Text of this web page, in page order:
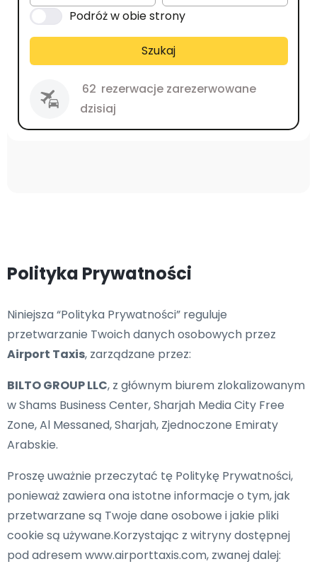
Podróż w obie strony
Szukaj
62 rezerwacje zarezerwowane
dzisiaj
Polityka Prywatności
Niniejsza “Polityka Prywatności” reguluje
przetwarzanie Twoich danych osobowych przez
Airport Taxis, zarządzane przez:
BILTO GROUP LLC, z głównym biurem zlokalizowanym
w Shams Business Center, Sharjah Media City Free
Zone, Al Messaned, Sharjah, Zjednoczone Emiraty
Arabskie.
Proszę uważnie przeczytać tę Politykę Prywatności,
ponieważ zawiera ona istotne informacje o tym, jak
przetwarzane są Twoje dane osobowe i jakie pliki
cookie są używane.Korzystając z witryny dostępnej
pod adresem www.airporttaxis.com, zwanej dalej: